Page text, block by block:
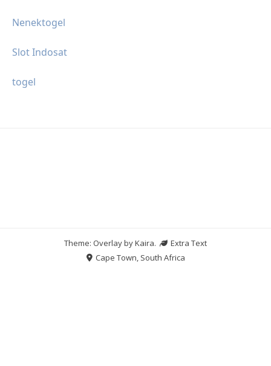
Nenektogel
Slot Indosat
togel
Theme: Overlay byKaira.
Extra Text
Cape Town, South Africa